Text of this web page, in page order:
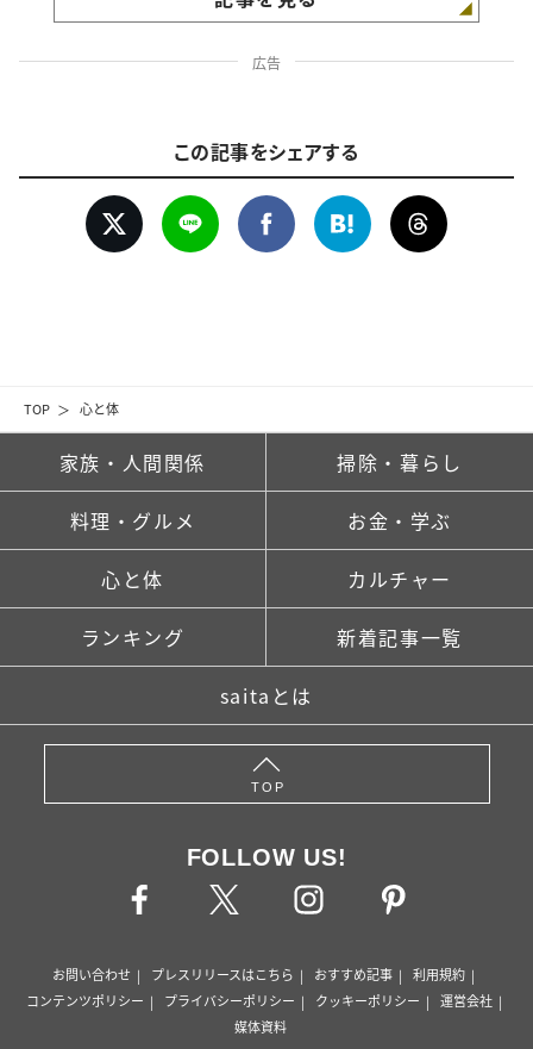
TOP 心と体
広告
この記事をシェアする
家族・人間関係 掃除・暮らし
料理・グルメ お金・学ぶ
心と体 カルチャー
ランキング 新着記事一覧
saitaとは
TOP
FOLLOW US!
お問い合わせ プレスリリースはこちら おすすめ記事
利用規約
コンテンツポリシー
プライバシーポリシー クッキーポリシー
運営会社
媒体資料